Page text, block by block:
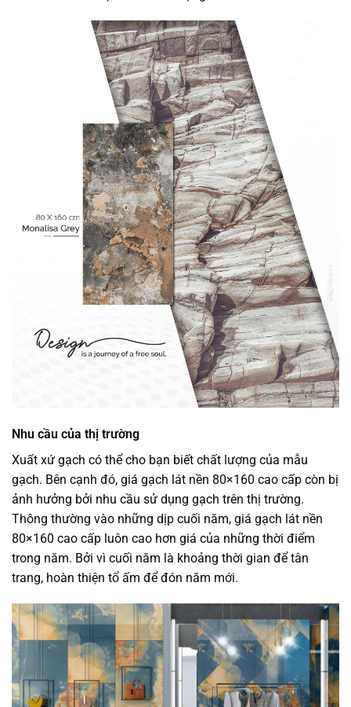
Nhu cầu của thị trường
Xuất xứ gạch có thể cho bạn biết chất lượng của mẫu
gạch. Bên cạnh đó, giá gạch lát nền 80×160 cao cấp còn bị
ảnh hưởng bởi nhu cầu sử dụng gạch trên thị trường.
Thông thường vào những dịp cuối năm, giá gạch lát nền
80×160 cao cấp luôn cao hơn giá của những thời điểm
trong năm. Bởi vì cuối năm là khoảng thời gian để tân
trang, hoàn thiện tổ ấm để đón năm mới.